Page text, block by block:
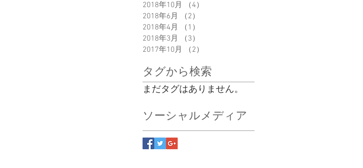
2018年10月
（4）
2018年6月
（2）
2018年4月
（1）
2018年3月
（3）
2017年10月
（2）
タグから検索
まだタグはありません。
ソーシャルメディア